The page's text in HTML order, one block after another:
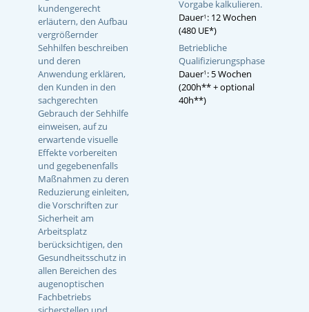
kundengerecht
erläutern, den Aufbau
vergrößernder
Sehhilfen beschreiben
und deren
Anwendung erklären,
den Kunden in den
sachgerechten
Gebrauch der Sehhilfe
einweisen, auf zu
erwartende visuelle
Effekte vorbereiten
und gegebenenfalls
Maßnahmen zu deren
Reduzierung einleiten,
die Vorschriften zur
Sicherheit am
Arbeitsplatz
berücksichtigen, den
Gesundheitsschutz in
allen Bereichen des
augenoptischen
Fachbetriebs
Vorgabe kalkulieren.
Dauer1 : 12 Wochen
(480 UE*)
Betriebliche
Qualifizierungsphase
Dauer1 : 5 Wochen
(200h** + optional
40h**)